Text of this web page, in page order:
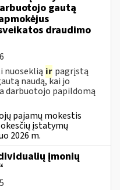
gautą
draudimo
nuoseklią ir pagrįstą
naudą, kai jo
darbuotojo papildomą
pajamų mokestis
įstatymų
2026 m.
įmonių